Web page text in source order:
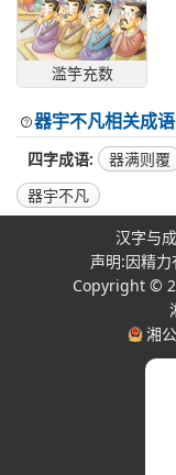
滥竽充数
器宇不凡相关成语
四字成语 器满则覆
器宇不凡
汉字与
声明:因精力
Copyright ©
湘